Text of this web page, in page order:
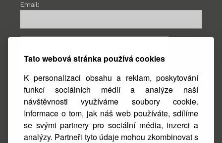
Tato webová stránka používá cookies
K personalizaci obsahu a reklam, poskytování
funkcí sociálních médií a analýze naší
návštěvnosti využíváme soubory cookie.
Informace o tom, jak náš web používáte, sdílíme
se svými partnery pro sociální média, inzerci a
analýzy. Partneři tyto údaje mohou zkombinovat s
Email:
Facebook
Instagram